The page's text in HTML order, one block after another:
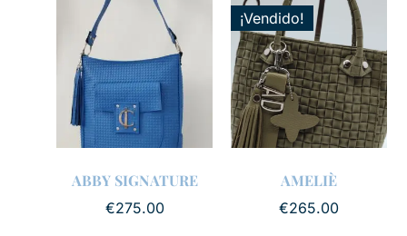
ABBY SIGNATURE
€275.00
¡Vendido!
AMELIÈ
€265.00